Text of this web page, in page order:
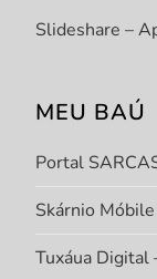
Slideshare –
MEU BAÚ
Portal
Skárnio
Tuxáua Digital